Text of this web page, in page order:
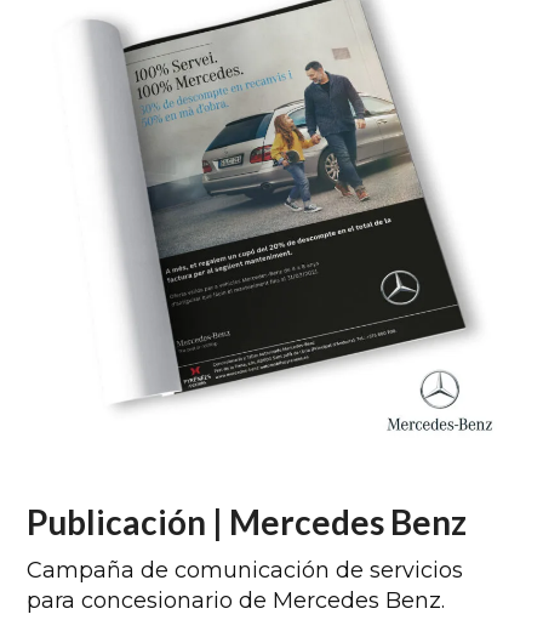
Publicación | Mercedes Benz
Campaña de comunicación de servicios
para concesionario de Mercedes Benz.